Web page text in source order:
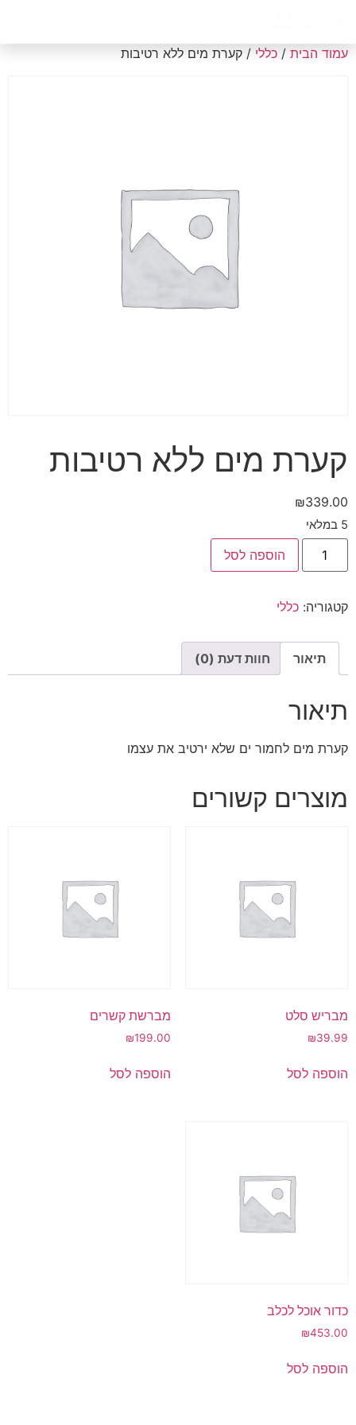
עמוד הבית / כללי / קערת מים ללא רטיבות
קערת מים ללא רטיבות
₪339.00
5 במלאי
הוספה לסל
קטגוריה: כללי
תיאור חוות דעת (0)
תיאור
קערת מים לחמור ים שלא ירטיב את עצמו
מוצרים קשורים
מבריש סלט
₪39.99
הוספה לסל
מברשת קשרים
₪199.00
הוספה לסל
כדור אוכל לכלב
₪453.00
הוספה לסל